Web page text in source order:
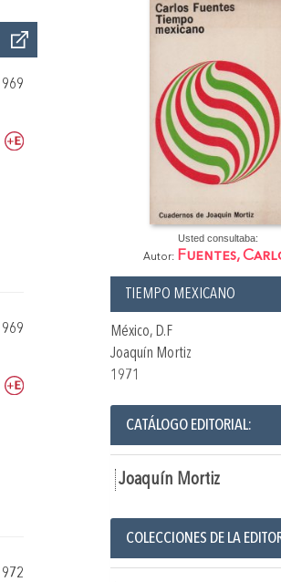
Usted consultaba:
Autor: Fuentes,
TIEMPO MEXICANO
México, D.F
Joaquín Mortiz
1971
CATÁLOGO EDITORIAL:
Joaquín Mortiz
COLECCIONES DE LA